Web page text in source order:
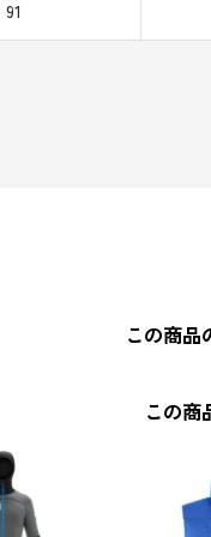
91
この商品
この商